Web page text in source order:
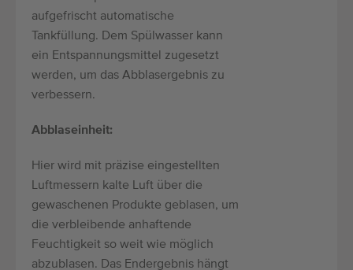
aufgefrischt automatische
Tankfüllung. Dem Spülwasser kann
ein Entspannungsmittel zugesetzt
werden, um das Abblasergebnis zu
verbessern.
Abblaseinheit:
Hier wird mit präzise eingestellten
Luftmessern kalte Luft über die
gewaschenen Produkte geblasen, um
die verbleibende anhaftende
Feuchtigkeit so weit wie möglich
abzublasen. Das Endergebnis hängt